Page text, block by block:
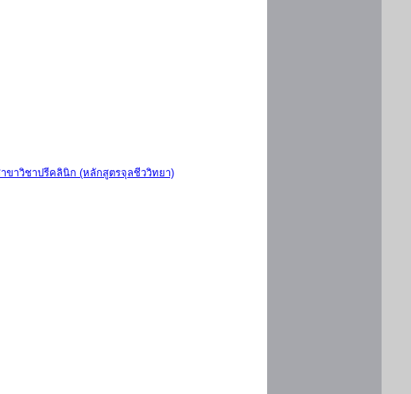
ขาวิชาปรีคลินิก (หลักสูตรจุลชีววิทยา)